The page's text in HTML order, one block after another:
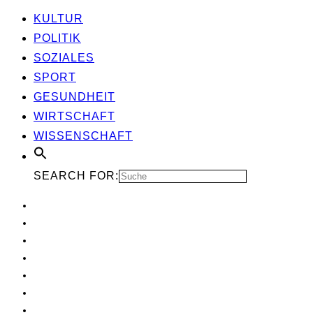
KUL­TUR
POLI­TIK
SOZIA­LES
SPORT
GESUND­HEIT
WIRT­SCHAFT
WIS­SEN­SCHAFT
SEARCH FOR: